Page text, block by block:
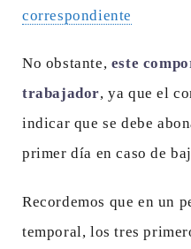
correspondiente
No obstante, este
trabajador, ya que el
indicar que se debe
primer día en caso de
Recordemos que en un
temporal, los tres